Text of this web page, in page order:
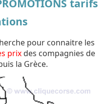
tarifs
pour connaitre les
prix des compagnies de
la Grèce.